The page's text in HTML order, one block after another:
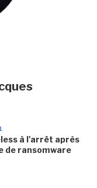
à l'arrêt après
de ransomware